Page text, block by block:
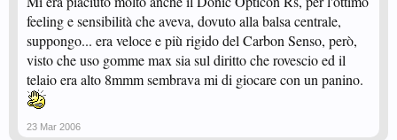
feeling e sensibilità che aveva, dovuto alla balsa centrale,
suppongo... era veloce e più rigido del Carbon Senso, però,
visto che uso gomme max sia sul diritto che rovescio ed il
telaio era alto 8mmm sembrava mi di giocare con un panino.
23 Mar 2006